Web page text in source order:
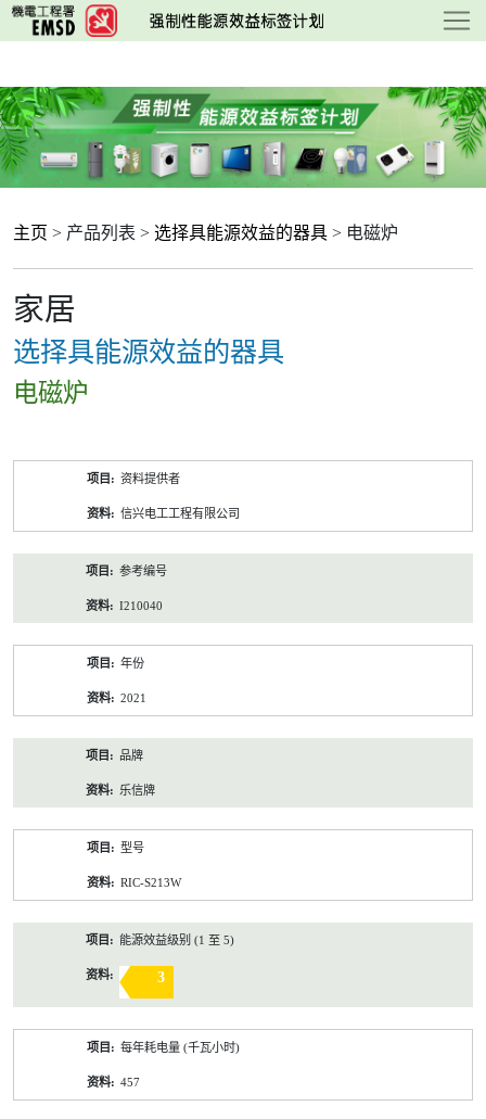
跳
至
要
内
容
主页 > 产品列表 > 选择具能源效益的器具 > 电磁炉
家居
选择具能源效益的器具
电磁炉
资料提供者
信兴电工工程有限公司
参考编号
I210040
年份
2021
品牌
乐信牌
型号
RIC-S213W
能源效益级别 (1 至 5)
3
每年耗电量 (千瓦小时)
457